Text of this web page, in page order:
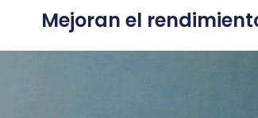
Mejoran el